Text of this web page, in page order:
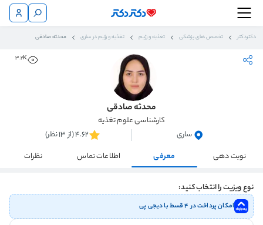
دکتردکتر تخصص های پزشکی تغذیه و رژیم تغذیه و رژیم در ساری محدثه صادقی
3.2K
محدثه صادقی
کارشناسی علوم تغذیه
ساری
4.62 (از 13 نظر)
نوبت دهی
معرفی اطلاعات تماس نظرات
نوع ویزیت را انتخاب کنید:
امکان پرداخت در ۴ قسط با دیجی پی